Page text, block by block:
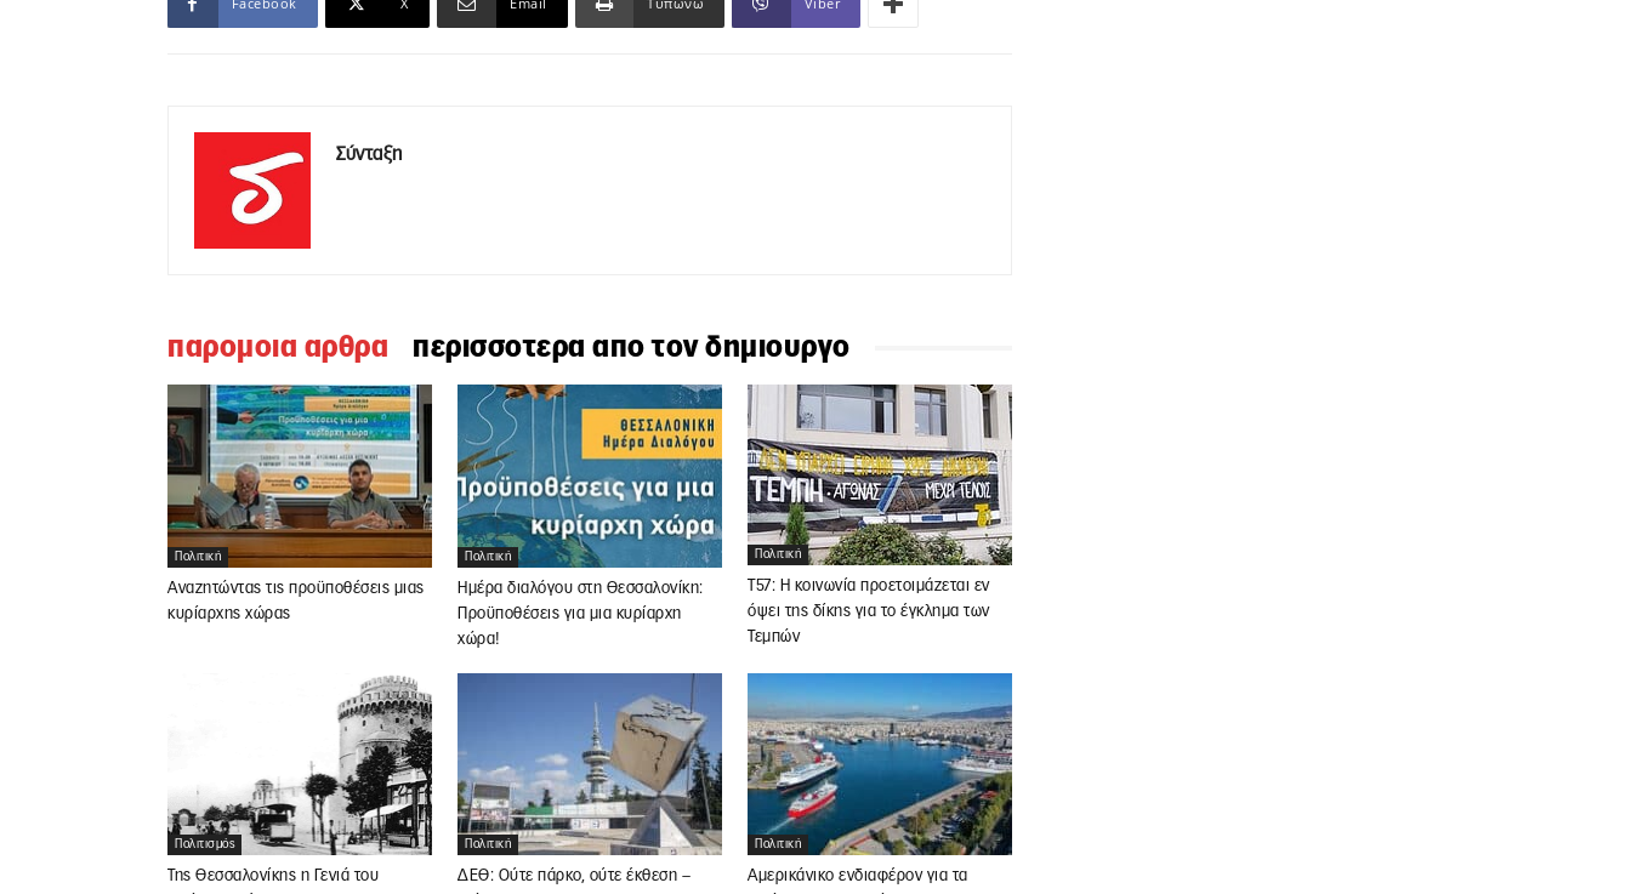
Σύνταξη
παρομοια αρθρα περισσοτερα απο τον δημιουργο
Πολιτική
Αναζητώντας τις προϋποθέσεις μιας
κυρίαρχης χώρας
Πολιτική
Ημέρα διαλόγου στη Θεσσαλονίκη:
Προϋποθέσεις για μια κυρίαρχη
χώρα!
Πολιτική
Τ57: Η κοινωνία προετοιμάζεται εν
όψει της δίκης για το έγκλημα των
Τεμπών
Πολιτισμός
Της Θεσσαλονίκης η Γενιά του
Πολιτική
ΔΕΘ: Ούτε πάρκο, ούτε έκθεση –
Πολιτική
Αμερικάνικο ενδιαφέρον για τα